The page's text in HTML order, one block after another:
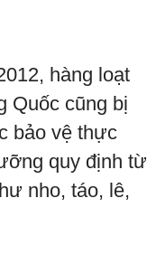
hàng loạt
Quốc cũng bị
bảo vệ thực
quy định từ
nho, táo, lê,